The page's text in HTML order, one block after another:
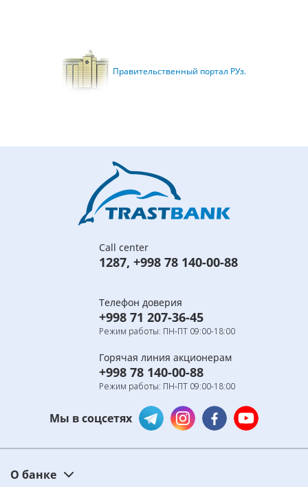
Правительственный портал РУз.
Call center
1287, +998 78 140-00-88
Телефон доверия
+998 71 207-36-45
Режим работы: ПН-ПТ 09:00-18:00
Горячая линия акционерам
+998 78 140-00-88
Режим работы: ПН-ПТ 09:00-18:00
Мы в соцсетях
О банке